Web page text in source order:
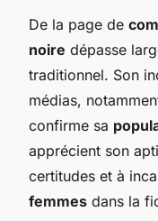
De la page de
noire dépasse
traditionnel. Son
médias,
confirme sa
apprécient son
certitudes et à
femmes dans la